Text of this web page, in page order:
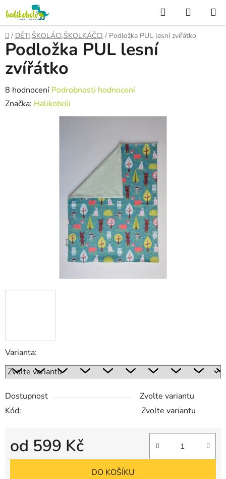
na
obsah
Hledat
KOŠÍK
Domů
/ DĚTI,ŠKOLÁCI,ŠKOLKÁČCI / Podložka PUL lesní zvířátko
Varianta:
Dostupnost
Zvolte variantu
Kód:
Zvolte variantu
od 599 Kč
Měrná cena:
DO KOŠÍKU
Podložka PUL lesní
zvířátko
Průměrné
hodnocení
8 hodnocení Podrobnosti hodnocení
Značka: Halikoboli